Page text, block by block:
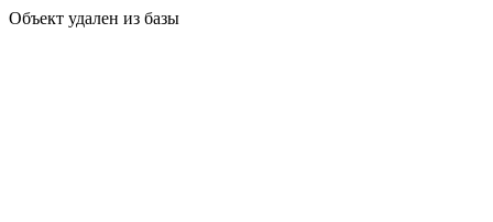
Объект удален из базы